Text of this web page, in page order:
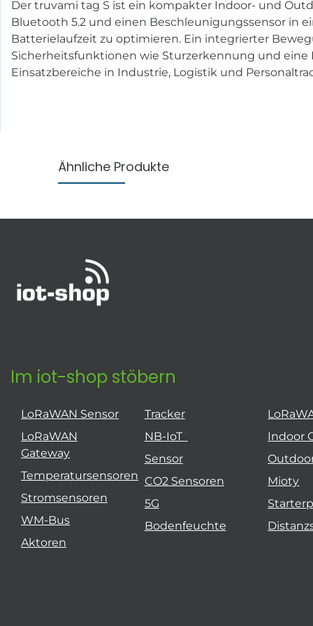
Der truvami tag S ist ein kompakter Indoor- und
Bluetooth 5.2 und einen Beschleunigungssensor in
Batterielaufzeit zu optimieren. Ein integrierter
Sicherheitsfunktionen wie Sturzerkennung und eine
Einsatzbereiche in Industrie, Logistik und
Ähnliche Produkte
Im iot-shop stöbern
LoRaWAN Sensor
LoRaWAN
Gateway
Temperatursensoren
Stromsensoren
WM-Bus
Aktoren
Tracker
NB-IoT
Sensor
CO2 Sensoren
5G
Bodenfeuchte
Indoor
Mioty